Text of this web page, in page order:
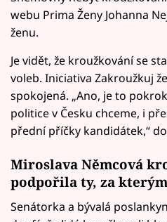
webu Prima Ženy Johanna
ženu.
Je vidět, že kroužkování se
voleb. Iniciativa Zakroužkuj
spokojená. „Ano, je to
politice v Česku chceme, i
přední příčky kandidátek,“
Miroslava Němcová
podpořila ty, za
Senátorka a bývalá